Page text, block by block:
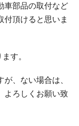
車部品の取付など
付頂けると思いま
す。
、ない場合は、
よろしくお願い致